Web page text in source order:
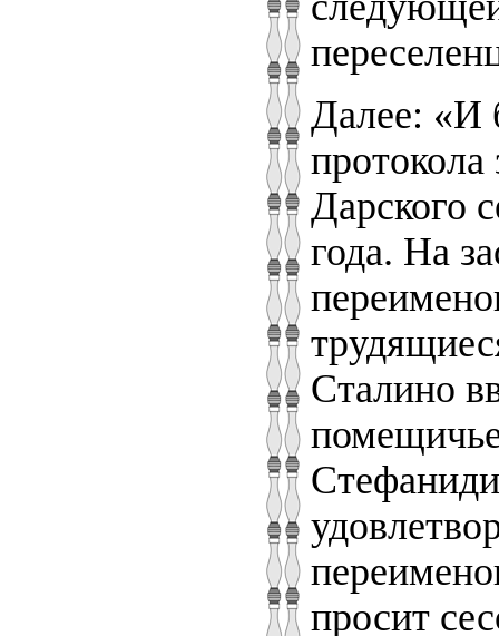
Далее: «И
Дарского
года. На
Сталино
просит